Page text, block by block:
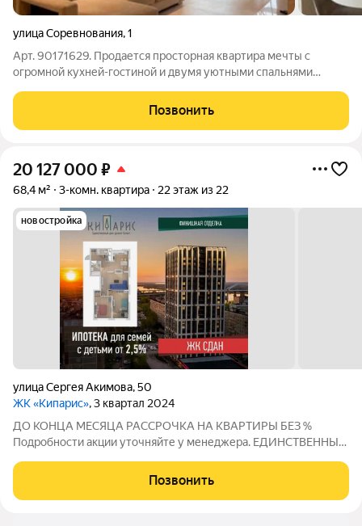
улица Соревнования,1
Арт. 90171629. Продается просторная квартира мечты с
огромной кухней-гостиной и двумя уютными спальнями
втором этаже) шестиэтажного здания. Две просторные
комнаты (площадью 13 и 19 кв.м) и
Позвонить
20 127 000 ₽
68,4 м² 3-комн. квартира 22 этаж из 22
новостройка
улица Сергея Акимова,50
ЖК «Кипарис», 3 квартал 2024
ДО КОНЦА МЕСЯЦА РАССРОЧКА НА КВАРТИРЫ БЕЗ %
Подробности акции уточняйте у менеджера. ЕДИНСТВЕННЫЙ
единственный на Мещере дом уровня Селект. Это осознанный
выбор качества жизни: продуманные строительные
Позвонить